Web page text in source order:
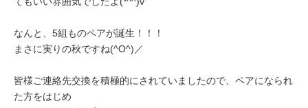
なんと、5組ものペアが誕生！！！
まさに実りの秋ですね(^O^)／
皆様ご連絡先交換を積極的にされていましたので、ペアになられ
た方をはじめ